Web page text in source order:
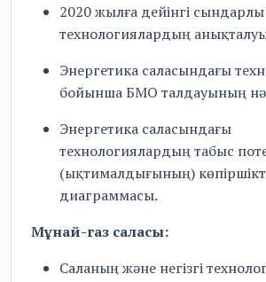
2020 жылға дейінгі сындарлы
технологиялардың
Энергетика саласындағы
бойынша БМО талдауының
Энергетика саласындағы
технологиялардың табыс
(ықтималдығының)
диаграммасы.
Мұнай-газ саласы:
Саланың және негізгі